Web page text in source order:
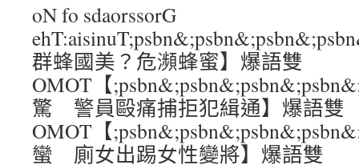
oN fo sdaorssorG
群蜂國美？危瀕蜂蜜】爆語雙
OMOT【
驚 警員毆痛捕拒犯緝通】爆語雙
OMOT【
蠻 廁女出踢女性變將】爆語雙